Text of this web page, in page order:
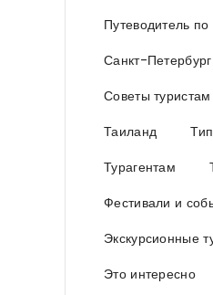
Путеводитель по
Санкт-
Советы туристам
Таиланд
Турагентам
Фестивали и
Экскурсионные
Это интересно